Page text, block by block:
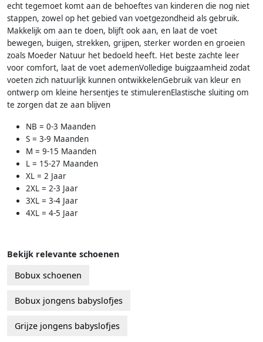
echt tegemoet komt aan de behoeftes van kinderen die nog niet
stappen, zowel op het gebied van voetgezondheid als gebruik.
Makkelijk om aan te doen, blijft ook aan, en laat de voet
bewegen, buigen, strekken, grijpen, sterker worden en groeien
zoals Moeder Natuur het bedoeld heeft. Het beste zachte leer
voor comfort, laat de voet ademenVolledige buigzaamheid zodat
voeten zich natuurlijk kunnen ontwikkelenGebruik van kleur en
ontwerp om kleine hersentjes te stimulerenElastische sluiting om
te zorgen dat ze aan blijven
NB = 0-3 Maanden
S = 3-9 Maanden
M = 9-15 Maanden
L = 15-27 Maanden
XL = 2 Jaar
2XL = 2-3 Jaar
3XL = 3-4 Jaar
4XL = 4-5 Jaar
Bekijk relevante schoenen
Bobux schoenen
Bobux jongens babyslofjes
Grijze jongens babyslofjes